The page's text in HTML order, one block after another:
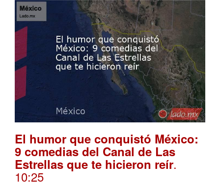
El humor que conquistó México:
9 comedias del Canal de Las
Estrellas que te hicieron reír.
10:25